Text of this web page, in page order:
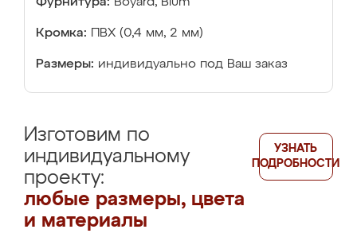
Кромка: ПВХ (0,4 мм, 2 мм)
Размеры: индивидуально под Ваш заказ
Изготовим по
индивидуальному
проекту:
любые размеры, цвета
и материалы
УЗНАТЬ
ПОДРОБНОСТИ